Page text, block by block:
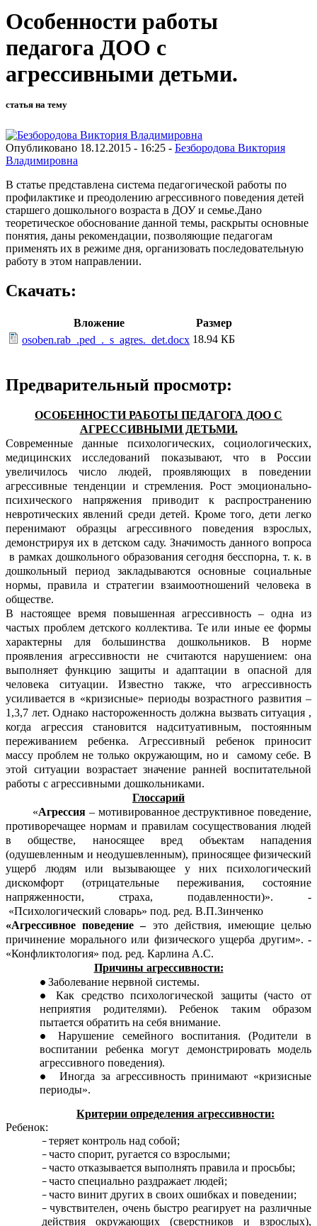
Особенности работы
педагога ДОО с
агрессивными детьми.
статья на тему
Опубликовано 18.12.2015 - 16:25 - Безбородова Виктория
Владимировна
В статье представлена система педагогической работы по
профилактике и преодолению агрессивного поведения детей
старшего дошкольного возраста в ДОУ и семье.Дано
теоретическое обоснование данной темы, раскрыты основные
понятия, даны рекомендации, позволяющие педагогам
применять их в режиме дня, организовать последовательную
работу в этом направлении.
Скачать:
Вложение
Размер
osoben.rab_.ped_._s_agres._det.docx 18.94 КБ
Предварительный просмотр:
ОСОБЕННОСТИ РАБОТЫ ПЕДАГОГА ДОО С
АГРЕССИВНЫМИ ДЕТЬМИ.
Современные данные психологических, социологических,
медицинских исследований показывают, что в России
увеличилось число людей, проявляющих в поведении
агрессивные тенденции и стремления. Рост эмоционально-
психического напряжения приводит к распространению
невротических явлений среди детей. Кроме того, дети легко
перенимают образцы агрессивного поведения взрослых,
демонстрируя их в детском саду. Значимость данного вопроса
в рамках дошкольного образования сегодня бесспорна, т. к. в
дошкольный период закладываются основные социальные
нормы, правила и стратегии взаимоотношений человека в
обществе.
В настоящее время повышенная агрессивность – одна из
частых проблем детского коллектива. Те или иные ее формы
характерны для большинства дошкольников. В норме
проявления агрессивности не считаются нарушением: она
выполняет функцию защиты и адаптации в опасной для
человека ситуации. Известно также, что агрессивность
усиливается в «кризисные» периоды возрастного развития –
1,3,7 лет. Однако настороженность должна вызвать ситуация ,
когда агрессия становится надситуативным, постоянным
переживанием ребенка. Агрессивный ребенок приносит
массу проблем не только окружающим, но и самому себе. В
этой ситуации возрастает значение ранней воспитательной
работы с агрессивными дошкольниками.
Глоссарий
«Агрессия – мотивированное деструктивное поведение,
противоречащее нормам и правилам сосуществования людей
в обществе, наносящее вред объектам нападения
(одушевленным и неодушевленным), приносящее физический
ущерб людям или вызывающее у них психологический
дискомфорт (отрицательные переживания, состояние
напряженности, страха, подавленности)». -
«Психологический словарь» под. ред. В.П.Зинченко
«Агрессивное поведение – это действия, имеющие целью
причинение морального или физического ущерба другим». -
«Конфликтология» под. ред. Карлина А.С.
Причины агрессивности:
Заболевание нервной системы.
Как средство психологической защиты (часто от
неприятия родителями). Ребенок таким образом
пытается обратить на себя внимание.
Нарушение семейного воспитания. (Родители в
воспитании ребенка могут демонстрировать модель
агрессивного поведения).
Иногда за агрессивность принимают «кризисные
периоды».
Критерии определения агрессивности:
Ребенок:
теряет контроль над собой;
часто спорит, ругается со взрослыми;
часто отказывается выполнять правила и просьбы;
часто специально раздражает людей;
часто винит других в своих ошибках и поведении;
чувствителен, очень быстро реагирует на различные
действия окружающих (сверстников и взрослых),